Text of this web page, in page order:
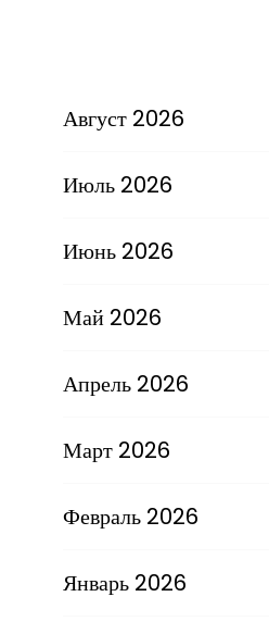
Август 2026
Июль 2026
Июнь 2026
Май 2026
Апрель 2026
Март 2026
Февраль 2026
Январь 2026